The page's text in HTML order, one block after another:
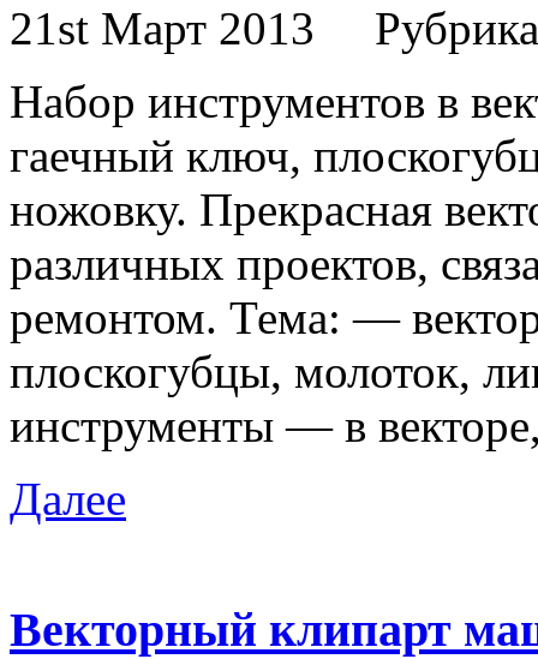
21st Март 2013
Набор инструментов в
гаечный ключ,
ножовку. Прекрасная
различных проектов,
ремонтом. Тема: —
плоскогубцы, молоток,
инструменты — в
Далее
Векторный клипарт